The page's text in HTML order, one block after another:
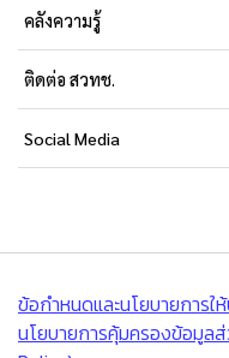
คลังความรู้
ติดต่อ สวทช.
Social Media
ข้อกำหนดและนโยบายการใ
นโยบายการคุ้มครองข้อมูล